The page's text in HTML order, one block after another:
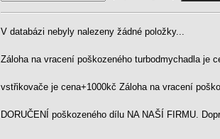
V databázi nebyly nalezeny žádné položky...
Záloha na vracení poškozeného turbodmychadla je
vstřikovače je cena+1000kč Záloha na vracení
DORUČENÍ poškozeného dílu NA NAŠÍ FIRMU.